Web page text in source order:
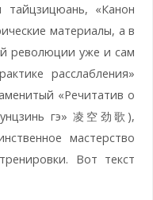
тайцзицюань, «Канон
материалы, а в
революции уже и сам
расслабления»
«Речитатив о
гэ» 凌空劲歌),
мастерство
Вот текст